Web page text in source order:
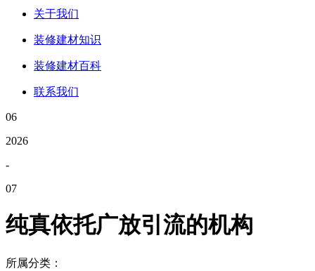
关于我们
装修建材知识
装修建材百科
联系我们
06
2026
-
07
纯真依托广放引流的机构
所属分类：